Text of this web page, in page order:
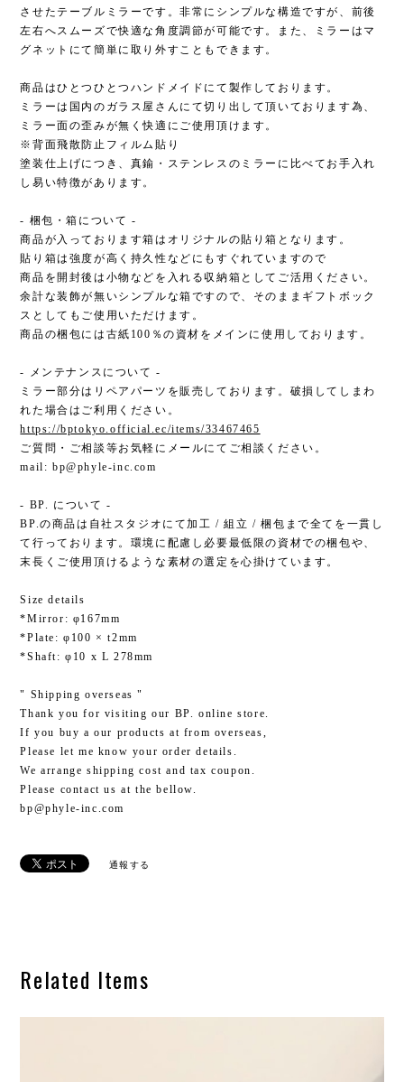
させたテーブルミラーです。非常にシンプルな構造ですが、前後
左右へスムーズで快適な角度調節が可能です。また、ミラーはマ
グネットにて簡単に取り外すこともできます。
商品はひとつひとつハンドメイドにて製作しております。
ミラーは国内のガラス屋さんにて切り出して頂いております為、
ミラー面の歪みが無く快適にご使用頂けます。
※背面飛散防止フィルム貼り
塗装仕上げにつき、真鍮・ステンレスのミラーに比べてお手入れ
し易い特徴があります。
- 梱包・箱について -
商品が入っております箱はオリジナルの貼り箱となります。
貼り箱は強度が高く持久性などにもすぐれていますので
商品を開封後は小物などを入れる収納箱としてご活用ください。
余計な装飾が無いシンプルな箱ですので、そのままギフトボック
スとしてもご使用いただけます。
商品の梱包には古紙100％の資材をメインに使用しております。
- メンテナンスについて -
ミラー部分はリペアパーツを販売しております。破損してしまわ
れた場合はご利用ください。
https://bptokyo.official.ec/items/33467465
ご質問・ご相談等お気軽にメールにてご相談ください。
mail: bp@phyle-inc.com
- BP. について -
BP.の商品は自社スタジオにて加工 / 組立 / 梱包まで全てを一貫し
て行っております。環境に配慮し必要最低限の資材での梱包や、
末長くご使用頂けるような素材の選定を心掛けています。
Size details
*Mirror: φ167mm
*Plate: φ100 × t2mm
*Shaft: φ10 x L 278mm
" Shipping overseas "
Thank you for visiting our BP. online store.
If you buy a our products at from overseas,
Please let me know your order details.
We arrange shipping cost and tax coupon.
Please contact us at the bellow.
bp@phyle-inc.com
通報する
Related Items